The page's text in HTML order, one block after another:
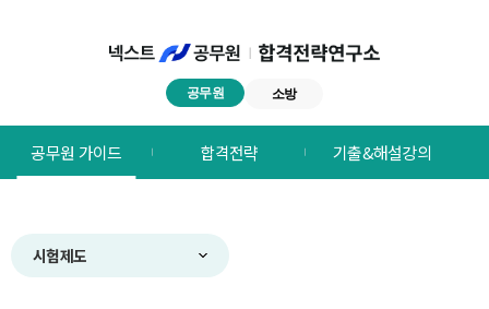
공무원 소방
합격전략연구소
메뉴
공무원 가이드 합격전략 기출&해설강의
시험제도